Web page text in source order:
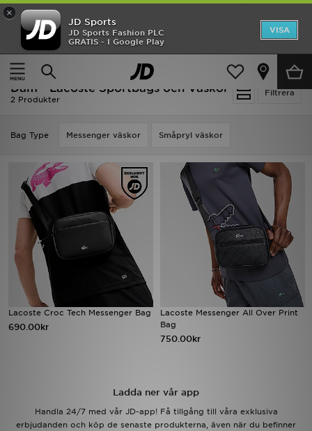
×
JD Sports
JD Sports Fashion PLC
GRATIS - I Google Play
VISA
Ny termin, ny stil Essentials för skolstarten
Hem
Dam Damaccessoarer Sportbags och Väskor
Filtrera
Dam - Lacoste Sportbags och Väskor
2 Produkter
Bag Type Messenger väskor Småpryl väskor
Lacoste Croc Tech Messenger Bag
690.00kr
Lacoste Messenger All Over Print
Bag
750.00kr
Ladda ner vår app
Handla 24/7 med vår JD-app! Få tillgång till våra exklusiva
erbjudanden och köp de senaste produkterna, även när du befinner
Hem
Rea
Nyheter
Barn
Varumärken
Bästsäljare
Sport
Fotboll
Mina meddelanden